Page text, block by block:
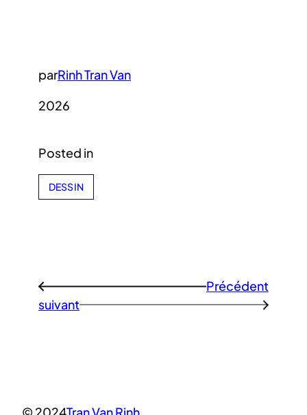
parRinh Tran Van
2026
Posted in
DESSIN
←
Précédent
suivant
→